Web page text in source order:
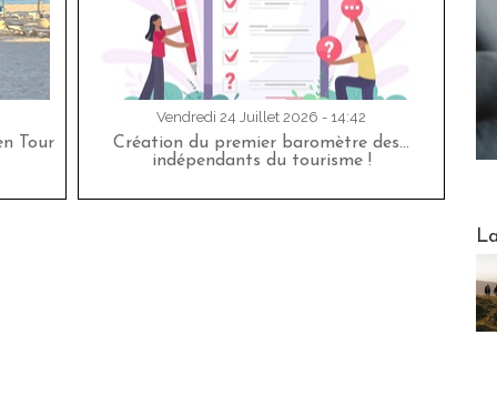
Tour
Vendredi 24 Juillet 2026 - 14:42
Création du premier baromètre des…
indépendants du tourisme !